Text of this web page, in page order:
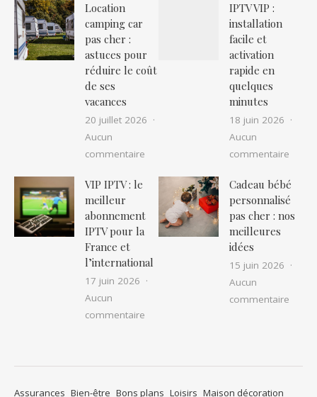
Location
camping car
pas cher :
astuces pour
réduire le coût
de ses
vacances
20 juillet 2026
Aucun
commentaire sur Location camping car pas cher :
IPTV VIP :
installation
facile et
activation
rapide en
quelques
minutes
18 juin 2026
Aucun
commentaire
VIP IPTV : le
meilleur
abonnement
IPTV pour la
France et
l’international
17 juin 2026
Aucun
commentaire
Cadeau bébé
personnalisé
pas cher : nos
meilleures
idées
15 juin 2026
Aucun
commentaire
Assurances Bien-être Bons plans Loisirs Maison décoration